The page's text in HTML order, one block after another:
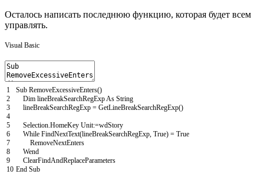
Осталось написать последнюю функцию, которая будет всем
управлять.
Visual Basic
1
2
3
4
5
6
7
8
9
10
Sub RemoveExcessiveEnters()
Dim lineBreakSearchRegExp As String
lineBreakSearchRegExp = GetLineBreakSearchRegExp()
Selection HomeKey Unit:=wdStory
While FindNextText(lineBreakSearchRegExp True) = True
RemoveNextEnters
Wend
ClearFindAndReplaceParameters
End Sub